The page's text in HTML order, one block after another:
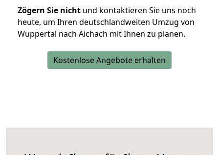
Zögern Sie nicht und kontaktieren Sie uns noch
heute, um Ihren deutschlandweiten Umzug von
Wuppertal nach Aichach mit Ihnen zu planen.
Kostenlose Angebote erhalten